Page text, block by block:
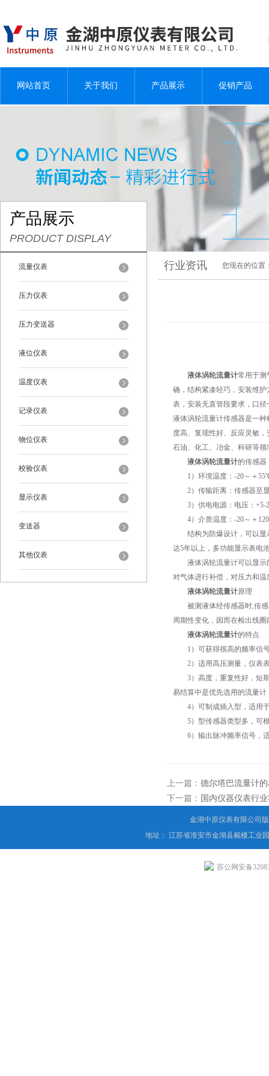
网站首页 关于我们 产品展示 促销产品
产品展示
PRODUCT DISPLAY
流量仪表
压力仪表
压力变送器
液位仪表
温度仪表
记录仪表
物位仪表
校验仪表
显示仪表
变送器
其他仪表
行业资讯 您现在的位置
液体涡轮流量计常用于测
确，结构紧凑轻巧，安装维
表，安装无直管段要求，口
液体涡轮流量计传感器是一
度高、复现性好、反应灵敏
石油、化工、冶金、科研等
液体涡轮流量计的传感器
1）环境温度：-20～＋
2）传输距离：传感器至显
3）供电电源：电压：+5-
4）介质温度：-20～＋
结构为防爆设计，可以显
达5年以上，多功能显示表电
液体涡轮流量计可以显示
对气体进行补偿，对压力和
液体涡轮流量计原理
被测液体经传感器时,传感
周期性变化，因而在检出线
液体涡轮流量计的特点
1）可获得很高的频率信号
2）适用高压测量，仪表表
3）高度，重复性好，短期
易结算中是优先选用的流量计
4）可制成插入型，适用于
5）型传感器类型多，可根
6）输出脉冲频率信号，适
上一篇： 德尔塔巴流量计
下一篇： 国内仪器仪表行
金湖中原仪表有限公司
地址： 江苏省淮安市金湖县戴楼工业
苏公网安备